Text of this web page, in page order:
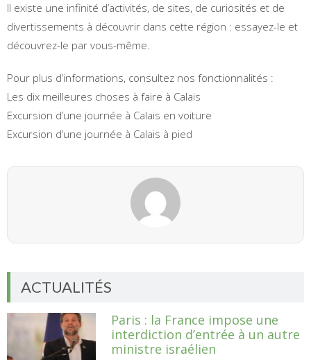
Il existe une infinité d’activités, de sites, de curiosités et de
divertissements à découvrir dans cette région : essayez-le et
découvrez-le par vous-même.
Pour plus d’informations, consultez nos fonctionnalités :
Les dix meilleures choses à faire à Calais
Excursion d’une journée à Calais en voiture
Excursion d’une journée à Calais à pied
ACTUALITÉS
Paris : la France impose une
interdiction d’entrée à un autre
ministre israélien